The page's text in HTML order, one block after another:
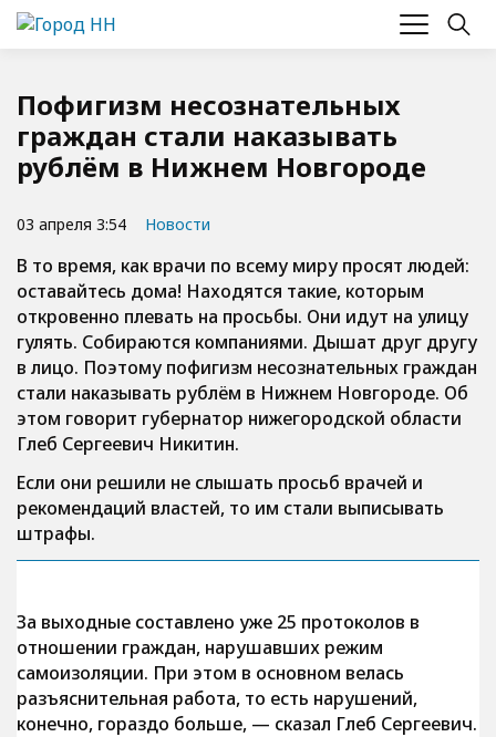
Пофигизм несознательных
граждан стали наказывать
рублём в Нижнем Новгороде
03 апреля 3:54 Новости
В то время, как врачи по всему миру просят людей:
оставайтесь дома! Находятся такие, которым
откровенно плевать на просьбы. Они идут на улицу
гулять. Собираются компаниями. Дышат друг другу
в лицо. Поэтому пофигизм несознательных граждан
стали наказывать рублём в Нижнем Новгороде. Об
этом говорит губернатор нижегородской области
Глеб Сергеевич Никитин.
Если они решили не слышать просьб врачей и
рекомендаций властей, то им стали выписывать
штрафы.
За выходные составлено уже 25 протоколов в
отношении граждан, нарушавших режим
самоизоляции. При этом в основном велась
разъяснительная работа, то есть нарушений,
конечно, гораздо больше, — сказал Глеб Сергеевич.